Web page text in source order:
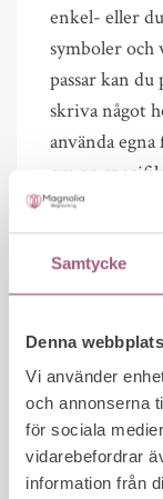
Samtycke
Denna
Vi använder
och annonserna
för sociala
vidarebefordrar
information från
enkel- eller
symboler och
passar kan
skriva något
använda
om en
till exempel
symbol av ett
en svartvit
tänk snarare
eller livsstil.
ta med till
när du skissat